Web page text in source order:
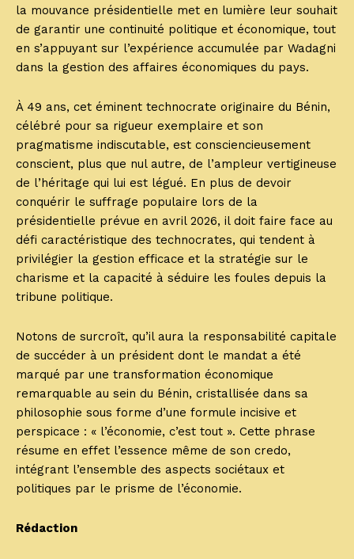
la mouvance présidentielle met en lumière leur souhait
de garantir une continuité politique et économique, tout
en s’appuyant sur l’expérience accumulée par Wadagni
dans la gestion des affaires économiques du pays.
À 49 ans, cet éminent technocrate originaire du Bénin,
célébré pour sa rigueur exemplaire et son
pragmatisme indiscutable, est consciencieusement
conscient, plus que nul autre, de l’ampleur vertigineuse
de l’héritage qui lui est légué. En plus de devoir
conquérir le suffrage populaire lors de la
présidentielle prévue en avril 2026, il doit faire face au
défi caractéristique des technocrates, qui tendent à
privilégier la gestion efficace et la stratégie sur le
charisme et la capacité à séduire les foules depuis la
tribune politique.
Notons de surcroît, qu’il aura la responsabilité capitale
de succéder à un président dont le mandat a été
marqué par une transformation économique
remarquable au sein du Bénin, cristallisée dans sa
philosophie sous forme d’une formule incisive et
perspicace : « l’économie, c’est tout ». Cette phrase
résume en effet l’essence même de son credo,
intégrant l’ensemble des aspects sociétaux et
politiques par le prisme de l’économie.
Rédaction